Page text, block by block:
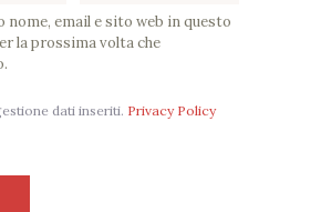
nome, email e sito web in questo
la prossima volta che
dati inseriti. Privacy Policy